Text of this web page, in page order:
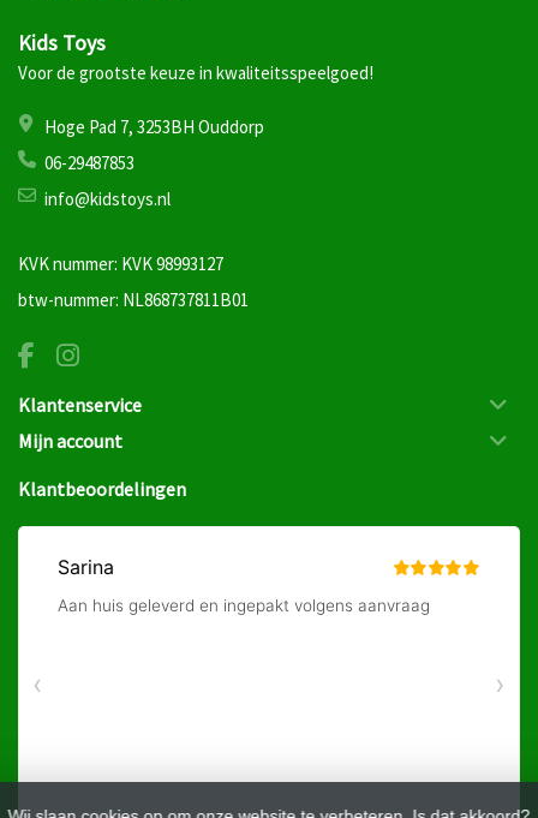
Kids Toys
Voor de grootste keuze in kwaliteitsspeelgoed!
Hoge Pad 7, 3253BH Ouddorp
06-29487853
info@kidstoys.nl
KVK nummer: KVK 98993127
btw-nummer: NL868737811B01
Klantenservice
Mijn account
Klantbeoordelingen